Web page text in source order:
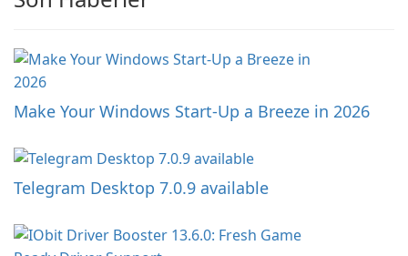
Make Your Windows Start-Up a Breeze in 2026
Telegram Desktop 7.0.9 available